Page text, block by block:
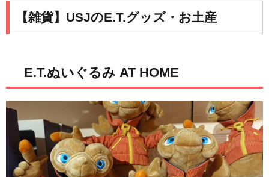
【雑貨】USJのE.T.グッズ・お土産
E.T.ぬいぐるみ AT HOME